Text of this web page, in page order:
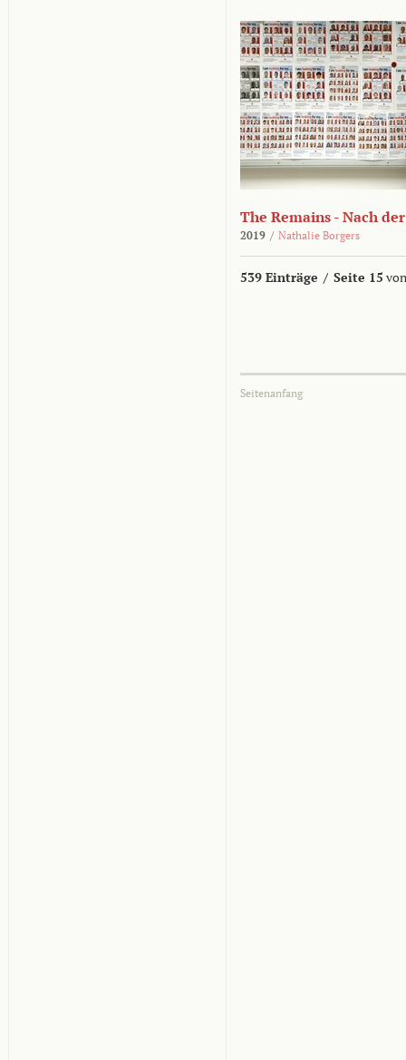
The Remains - Nach
2019 / Nathalie Borgers
539 Einträge / Seite 15
Seitenanfang